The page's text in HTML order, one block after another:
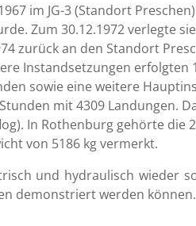
im JG-3 (Standort
Zum 30.12.1972 verlegte
zurück an den Standort
Instandsetzungen
sowie eine weitere
mit 4309 Landungen.
In Rothenburg gehörte die
von 5186 kg vermerkt.
und hydraulisch wieder
demonstriert werden können.